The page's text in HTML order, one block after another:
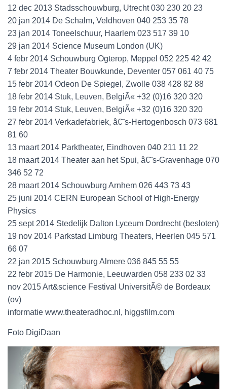
12 dec 2013 Stadsschouwburg, Utrecht 030 230 20 23
20 jan 2014 De Schalm, Veldhoven 040 253 35 78
23 jan 2014 Toneelschuur, Haarlem 023 517 39 10
29 jan 2014 Science Museum London (UK)
4 febr 2014 Schouwburg Ogterop, Meppel 052 225 42 42
7 febr 2014 Theater Bouwkunde, Deventer 057 061 40 75
15 febr 2014 Odeon De Spiegel, Zwolle 038 428 82 88
18 febr 2014 Stuk, Leuven, BelgiÃ« +32 (0)16 320 320
19 febr 2014 Stuk, Leuven, BelgiÃ« +32 (0)16 320 320
27 febr 2014 Verkadefabriek, â€˜s-Hertogenbosch 073 681
81 60
13 maart 2014 Parktheater, Eindhoven 040 211 11 22
18 maart 2014 Theater aan het Spui, â€˜s-Gravenhage 070
346 52 72
28 maart 2014 Schouwburg Arnhem 026 443 73 43
25 juni 2014 CERN European School of High-Energy
Physics
25 sept 2014 Stedelijk Dalton Lyceum Dordrecht (besloten)
19 nov 2014 Parkstad Limburg Theaters, Heerlen 045 571
66 07
22 jan 2015 Schouwburg Almere 036 845 55 55
22 febr 2015 De Harmonie, Leeuwarden 058 233 02 33
nov 2015 Art&science Festival UniversitÃ© de Bordeaux
(ov)
informatie www.theateradhoc.nl, higgsfilm.com
Foto DigiDaan